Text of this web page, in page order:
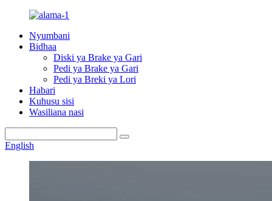
Nyumbani
Bidhaa
Diski ya Brake ya Gari
Pedi ya Brake ya Gari
Pedi ya Breki ya Lori
Habari
Kuhusu sisi
Wasiliana nasi
English